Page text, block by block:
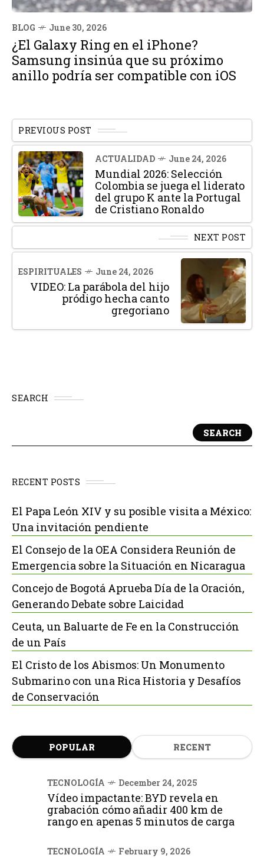
BLOG June 30, 2026
¿El Galaxy Ring en el iPhone?
Samsung insinúa que su próximo
anillo podría ser compatible con iOS
PREVIOUS POST
ACTUALIDAD June 24, 2026
Mundial 2026: Selección
Colombia se juega el liderato
del grupo K ante la Portugal
de Cristiano Ronaldo
NEXT POST
ESPIRITUALES June 24, 2026
VIDEO: La parábola del hijo
pródigo hecha canto
gregoriano
SEARCH
SEARCH
RECENT POSTS
El Papa León XIV y su posible visita a México:
Una invitación pendiente
El Consejo de la OEA Considera Reunión de
Emergencia sobre la Situación en Nicaragua
Concejo de Bogotá Aprueba Día de la Oración,
Generando Debate sobre Laicidad
Ceuta, un Baluarte de Fe en la Construcción
de un País
El Cristo de los Abismos: Un Monumento
Submarino con una Rica Historia y Desafíos
de Conservación
POPULAR RECENT
TECNOLOGÍA December 24, 2025
Vídeo impactante: BYD revela en
grabación cómo añadir 400 km de
rango en apenas 5 minutos de carga
TECNOLOGÍA February 9, 2026